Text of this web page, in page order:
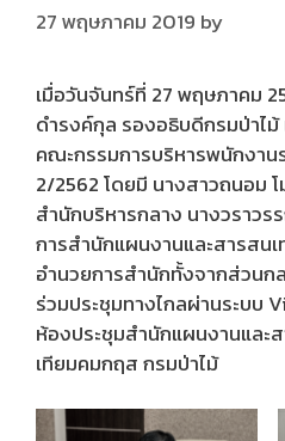
27 พฤษภาคม 2019 by
เมื่อวันจันทร์ที่ 27 พฤษภาคม
ดำรงค์กุล รองอธิบดีกรมป่าไม้
คณะกรรมการบริหารพนักงาน
2/2562 โดยมี นางสาวถนอม
สำนักบริหารกลาง นางวราว
การสำนักแผนงานและสารส
อำนวยการสำนักทั้งจากส่วนก
ร่วมประชุมทางไกลผ่านระบบ
ห้องประชุมสำนักแผนงานและ
เทียมคมกฤส กรมป่าไม้